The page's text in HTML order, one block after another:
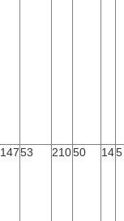
14753 21050 145